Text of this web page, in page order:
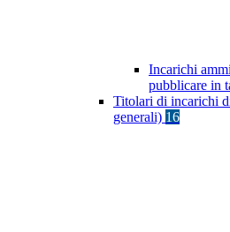
Incarichi
pubblicare in
Titolari di incarichi
generali) 16